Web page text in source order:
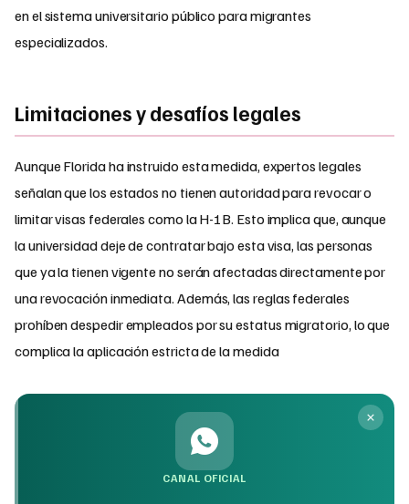
en el sistema universitario público para migrantes
especializados.
Limitaciones y desafíos legales
Aunque Florida ha instruido esta medida, expertos legales
señalan que los estados no tienen autoridad para revocar o
limitar visas federales como la H-1B. Esto implica que, aunque
la universidad deje de contratar bajo esta visa, las personas
que ya la tienen vigente no serán afectadas directamente por
una revocación inmediata. Además, las reglas federales
prohíben despedir empleados por su estatus migratorio, lo que
complica la aplicación estricta de la medida
CANAL OFICIAL